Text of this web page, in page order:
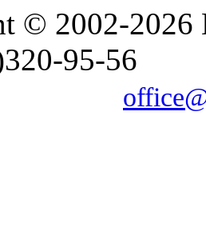
© 2002-
95-56